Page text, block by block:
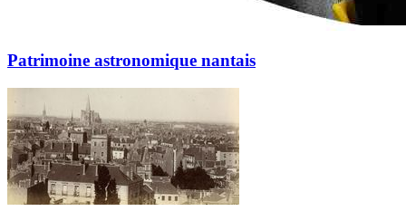
Patrimoine astronomique nantais